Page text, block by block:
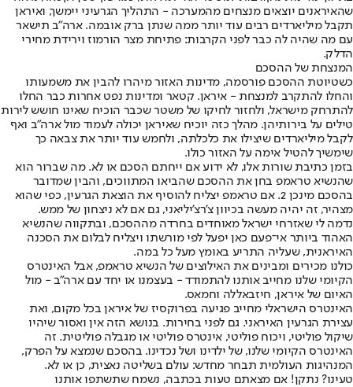
שהאיראנים יוצאים מנצחים מהמערכה - התהליך הגרעיני יימשך, ואיראן
תקבל מיליארדים רבים עוד יותר ממה שנתן ברק אובמה. ארה"ב תישאר
עם מה שהיה לה כבר לפני הקרבות: פתיחת מצר הורמוז וירידת מחירי
הדלק.
המנצחת של ההסכם
כשטיוטת ההסכם פורסמה, מדינות האזור מיהרו להבין את משמעותו
והחלו להתקרב למנצחת - איראן. קטאר ומדינות נפט אחרות כבר החלו
להתרחק מישראל, ולחזור לחיקו של משטר שכבר הוכיח שאינו חושש לירות
טילים על בירותיהן. מהלך כזה יוכיח שאיראן יכולה לעמוד מול ארה"ב ואף
לקבל מיליארדים שיצילו את כלכלתה, ולחמש עוד יותר את צבאה כך
שימשיך להטיל אימה על האזור כולו.
בזמן כתיבת שורות אלו, לא ידוע אם ייחתם הסכם או לא. מה שברור הוא
שהנשיא טראמפ בחן את ההסכם שהביאו המתווכים, והבין שמדובר
בהסכם מינכן 2. אם טראמפ יצליח להוסיף את הוצאת הגרעין, כפי שהוא
מצהיר, זה יהיה מעשה בכיוון צ'רצ'יליאני, גם אם לא ניצחון של ממש.
נדמה לי שאזרחי ישראל מאוחדים בחרדה מההסכם, ובתקווה שהנשיא
האהוד ביותר אי־פעם כאן יפעל לפי מורשתו ויצליח לבלום את הסכנה
האיראנית, שעליה התריע באומץ מעל כל במה.
כולנו מכירים ומבינים את האילוצים של הנשיא טראמפ, אבל האינטרס
הקיומי שלנו מחייב אותנו להתמודד - בעצמנו או יחד עם ארה"ב - מול
האיום של איראן, חיזבאללה וחמאס.
האינטרס הישראלי מחייב פגיעה בפרוקסיז של איראן בכל מקום, ואת
עצירת הגרעין האיראני. גם לפני בחירות. בנושא הזה אין ואסור שיהיו
שיקול פוליטי, ויכוח פוליטי, אינטרס פוליטי או מגבלה פוליטית. זה
האינטרס הקיומי שלנו, של ילדינו ושל נכדינו. בהסכם שנמצא על הפרק,
המנהיגות העולמית תבחר מחדש: עולם בשליטה נאצית, כן או לא.
טעינו? נתקן! אם מצאתם טעות בכתבה, נשמח שתשתפו אותנו